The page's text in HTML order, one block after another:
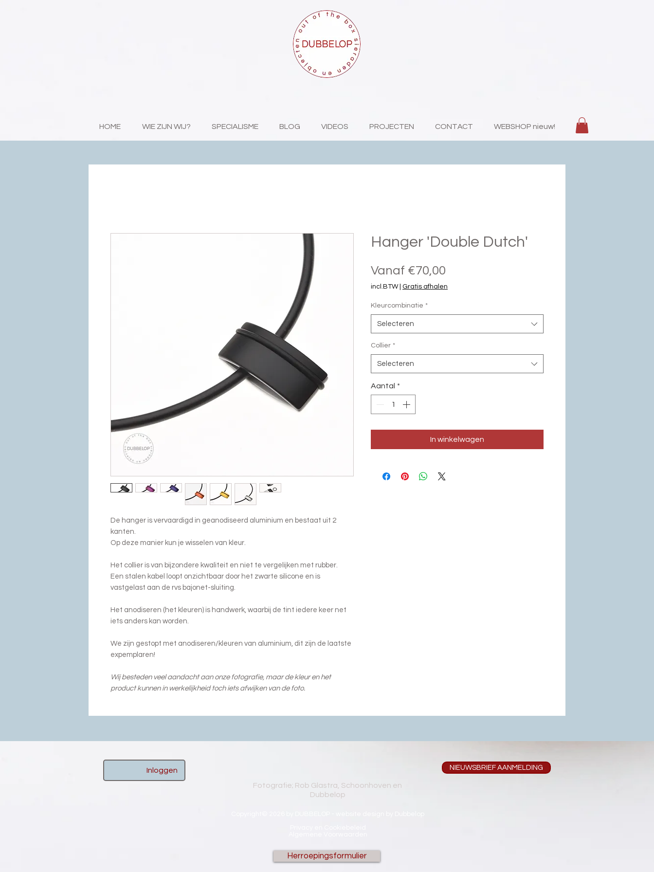
HOME WIE ZIJN WIJ? SPECIALISME BLOG VIDEOS PROJECTEN CONTACT WEBSHOP nieuw!
De hanger is vervaardigd in geanodiseerd aluminium en bestaat uit 2
kanten.
Op deze manier kun je wisselen van kleur.
Het collier is van bijzondere kwaliteit en niet te vergelijken met rubber.
Een stalen kabel loopt onzichtbaar door het zwarte silicone en is
vastgelast aan de rvs bajonet-sluiting.
Het anodiseren (het kleuren) is handwerk, waarbij de tint iedere keer net
iets anders kan worden.
We zijn gestopt met anodiseren/kleuren van aluminium, dit zijn de laatste
expemplaren!
Wij besteden veel aandacht aan onze fotografie, maar de kleur en het
product kunnen in werkelijkheid toch iets afwijken van de foto.
Hanger 'Double Dutch'
Vanaf €70,00
incl.BTW Gratis afhalen
Kleurcombinatie *
Selecteren
Collier *
Selecteren
Aantal *
In winkelwagen
Inloggen NIEUWSBRIEF AANMELDING
Fotografie; Rob Glastra, Schoonhoven en
Dubbelop
Herroepingsformulier